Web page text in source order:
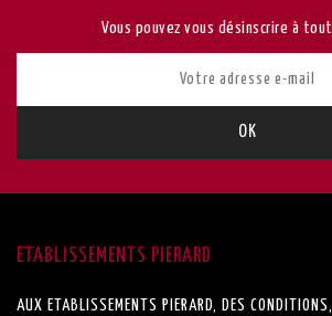
Vous pouvez vous désinscrire à
ETABLISSEMENTS PIERARD
AUX ETABLISSEMENTS PIERARD, DES